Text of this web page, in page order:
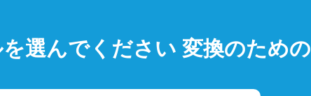
選んでください 変換のための